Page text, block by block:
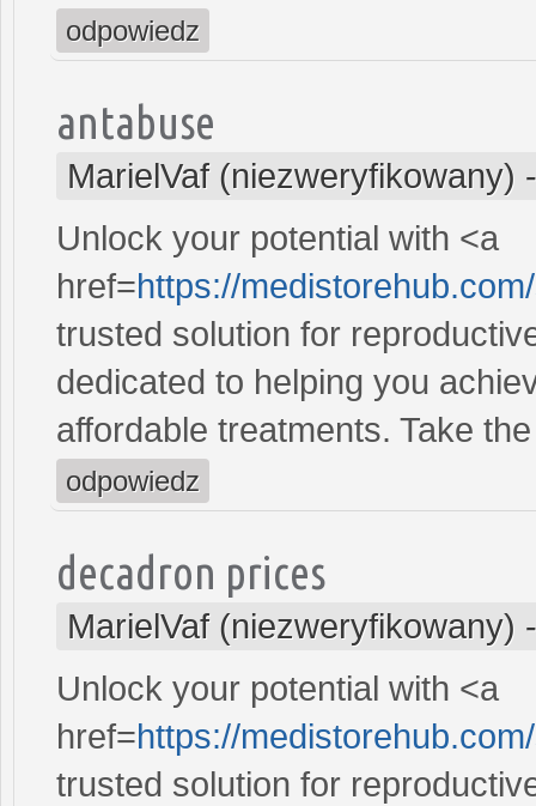
odpowiedz
antabuse
MarielVaf (niezweryfikowany)
Unlock your potential with <a
href=https://
trusted solution for
dedicated to helping you
affordable treatments. Take
odpowiedz
decadron prices
MarielVaf (niezweryfikowany)
Unlock your potential with <a
href=https://
trusted solution for